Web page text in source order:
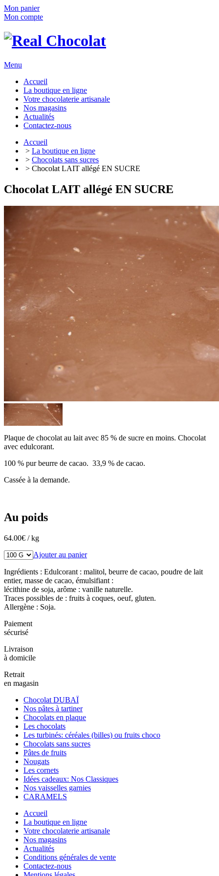
Mon panier
Mon compte
Menu
Accueil
La boutique en ligne
Votre chocolaterie artisanale
Nos magasins
Actualités
Contactez-nous
Accueil
> La boutique en ligne
> Chocolats sans sucres
> Chocolat LAIT allégé EN SUCRE
Chocolat LAIT allégé EN SUCRE
Plaque de chocolat au lait avec 85 % de sucre en moins. Chocolat
avec edulcorant.
100 % pur beurre de cacao. 33,9 % de cacao.
Cassée à la demande.
Au poids
64.00€ / kg
Ajouter au panier
Ingrédients : Edulcorant : malitol, beurre de cacao, poudre de lait
entier, masse de cacao, émulsifiant :
lécithine de soja, arôme : vanille naturelle.
Traces possibles de : fruits à coques, oeuf, gluten.
Allergène : Soja.
Paiement
sécurisé
Livraison
à domicile
Retrait
en magasin
Chocolat DUBAÏ
Nos pâtes à tartiner
Chocolats en plaque
Les chocolats
Les turbinés: céréales (billes) ou fruits choco
Chocolats sans sucres
Pâtes de fruits
Nougats
Les cornets
Idées cadeaux: Nos Classiques
Nos vaisselles garnies
CARAMELS
Accueil
La boutique en ligne
Votre chocolaterie artisanale
Nos magasins
Actualités
Conditions générales de vente
Contactez-nous